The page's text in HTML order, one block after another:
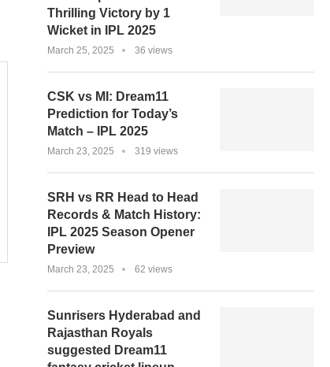
Thrilling Victory by 1
Wicket in IPL 2025
March 25, 2025 36 views
CSK vs MI: Dream11
Prediction for Today’s
Match – IPL 2025
March 23, 2025 319 views
SRH vs RR Head to Head
Records & Match History:
IPL 2025 Season Opener
Preview
March 23, 2025 62 views
Sunrisers Hyderabad and
Rajasthan Royals
suggested Dream11